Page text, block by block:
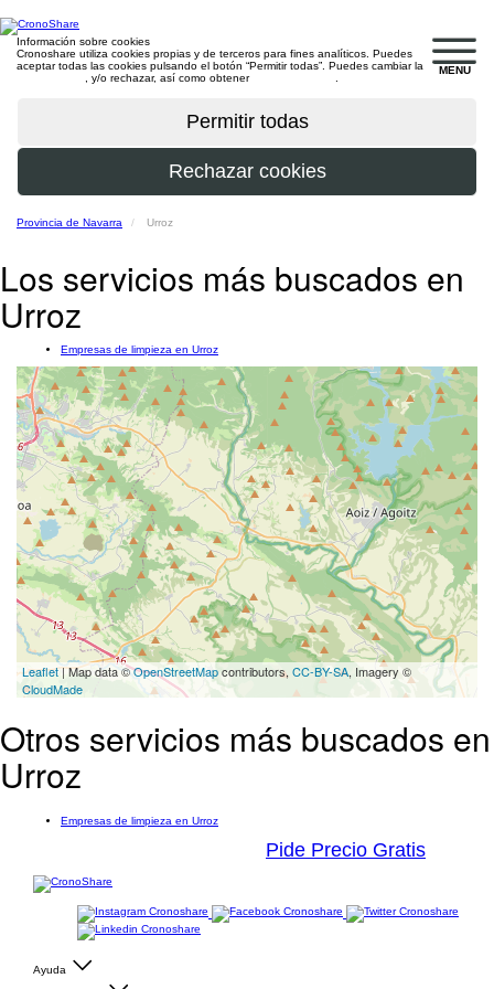
MENU
Información sobre cookies
Cronoshare utiliza cookies propias y de terceros para fines analíticos. Puedes
aceptar todas las cookies pulsando el botón “Permitir todas”. Puedes cambiar la
, y/o rechazar, así como obtener
Provincia de Navarra Urroz
Los servicios más buscados en
Urroz
Empresas de limpieza en Urroz
Leaflet| Map data ©OpenStreetMapcontributors, CC-BY-SA, Imagery ©
CloudMade
Otros servicios más buscados en
Urroz
Empresas de limpieza en Urroz
Pide Precio Gratis
Ayuda